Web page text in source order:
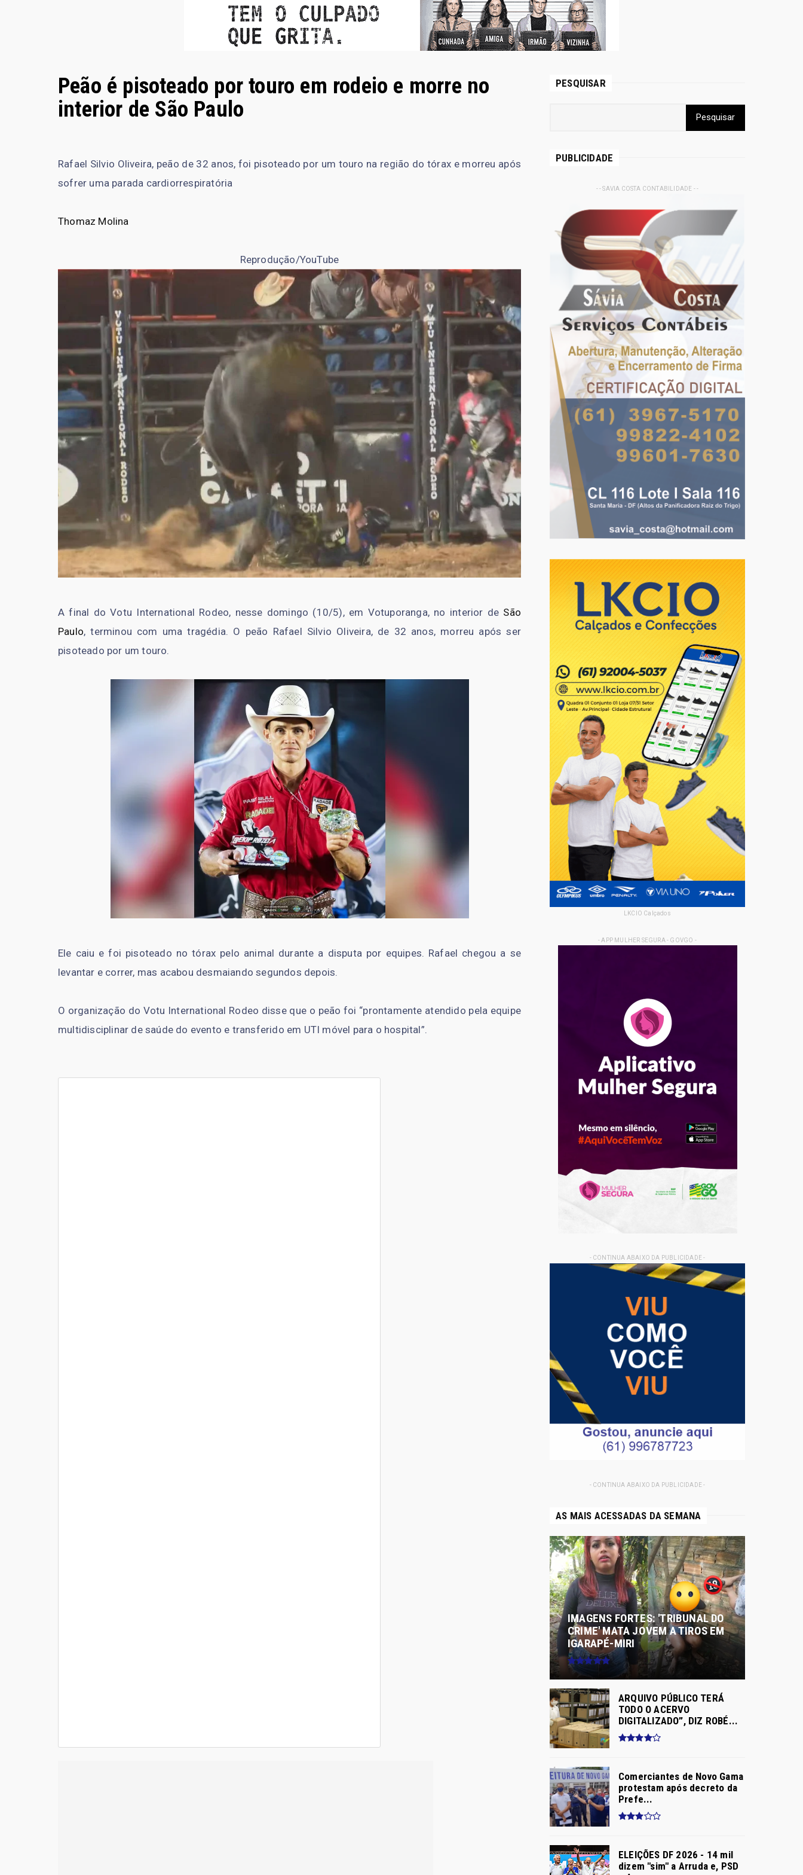
Peão é pisoteado por touro em rodeio e morre no
interior de São Paulo
Rafael Silvio Oliveira, peão de 32 anos, foi pisoteado por um touro na região do tórax e morreu após
sofrer uma parada cardiorrespiratória
Thomaz Molina
Reprodução/YouTube
A final do Votu International Rodeo, nesse domingo (10/5), em Votuporanga, no interior de São
Paulo, terminou com uma tragédia. O peão Rafael Silvio Oliveira, de 32 anos, morreu após ser
pisoteado por um touro.
Ele caiu e foi pisoteado no tórax pelo animal durante a disputa por equipes. Rafael chegou a se
levantar e correr, mas acabou desmaiando segundos depois.
O organização do Votu International Rodeo disse que o peão foi “prontamente atendido pela equipe
multidisciplinar de saúde do evento e transferido em UTI móvel para o hospital”.
PESQUISAR
PUBLICIDADE
- - SAVIA COSTA CONTABILIDADE - -
LKCIO Calçados
- APP MULHER SEGURA - GOVGO -
- CONTINUA ABAIXO DA PUBLICIDADE -
- CONTINUA ABAIXO DA PUBLICIDADE -
AS MAIS ACESSADAS DA SEMANA
IMAGENS FORTES: 'TRIBUNAL DO
CRIME' MATA JOVEM A TIROS EM
IGARAPÉ-MIRI
ARQUIVO PÚBLICO TERÁ
TODO O ACERVO
DIGITALIZADO”, DIZ ROBÉ...
Comerciantes de Novo Gama
protestam após decreto da
Prefe...
ELEIÇÕES DF 2026 - 14 mil
dizem "sim" a Arruda e, PSD